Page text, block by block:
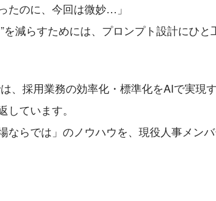
たのに、今回は微妙…」
を減らすためには、プロンプト設計にひ
、採用業務の効率化・標準化をAIで実現
しています。
ならでは」のノウハウを、現役人事メン